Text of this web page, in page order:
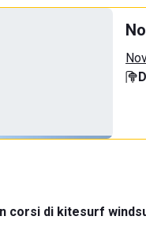
corsi di kitesurf